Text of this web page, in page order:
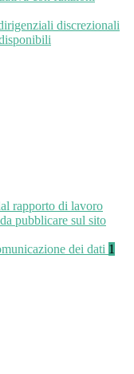
discrezionali
rapporto di lavoro
pubblicare sul sito
dei dati 1